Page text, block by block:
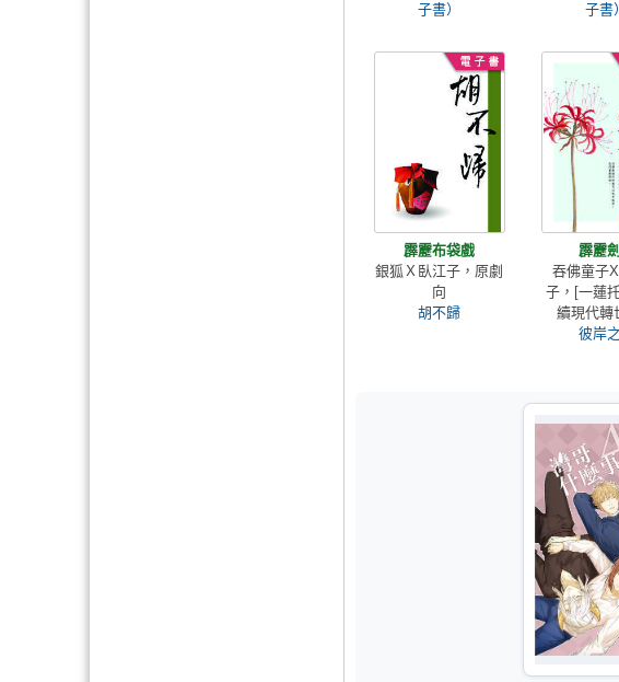
子書）
子書）
霹靂布袋戲
銀狐Ｘ臥江子，原劇
向
胡不歸
霹靂
吞佛童子
子，[一蓮
續現代轉
彼岸